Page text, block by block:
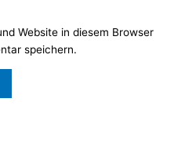
Website in diesem Browser
speichern.